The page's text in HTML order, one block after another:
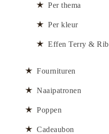
Per thema
Per kleur
Effen Terry & Rib
Fournituren
Naaipatronen
Poppen
Cadeaubon